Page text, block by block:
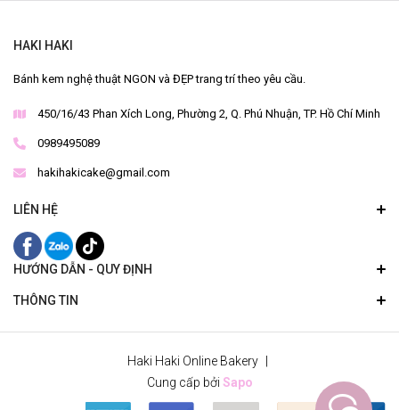
HAKI HAKI
Bánh kem nghệ thuật NGON và ĐẸP trang trí theo yêu cầu.
450/16/43 Phan Xích Long, Phường 2, Q. Phú Nhuận, TP. Hồ Chí Minh
0989495089
hakihakicake@gmail.com
LIÊN HỆ
HƯỚNG DẪN - QUY ĐỊNH
THÔNG TIN
Haki Haki Online Bakery
Cung cấp bởi Sapo